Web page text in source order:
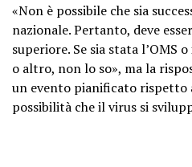
«Non è possibile che sia
nazionale. Pertanto, deve
superiore. Se sia stata l’OMS
o altro, non lo so», ma la
un evento pianificato rispetto
possibilità che il virus si